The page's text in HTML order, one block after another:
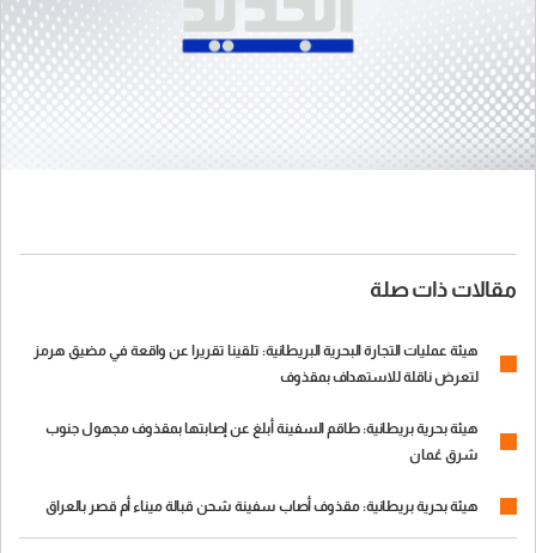
مقالات ذات صلة
هيئة عمليات التجارة البحرية البريطانية: تلقينا تقريرا عن واقعة في مضيق هرمز
لتعرض ناقلة للاستهداف بمقذوف
هيئة بحرية بريطانية: طاقم السفينة أبلغ عن إصابتها بمقذوف مجهول جنوب
شرق عُمان
هيئة بحرية بريطانية: مقذوف أصاب سفينة شحن قبالة ميناء أم قصر بالعراق